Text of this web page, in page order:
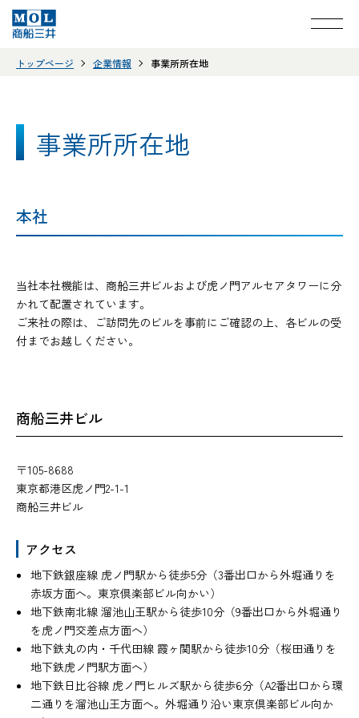
トップページ 企業情報 事業所所在地
事業所所在地
本社
当社本社機能は、商船三井ビルおよび虎ノ門アルセアタワーに分
かれて配置されています。
ご来社の際は、ご訪問先のビルを事前にご確認の上、各ビルの受
付までお越しください。
商船三井ビル
〒105-8688
東京都港区虎ノ門2-1-1
商船三井ビル
アクセス
地下鉄銀座線 虎ノ門駅から徒歩5分（3番出口から外堀通りを
赤坂方面へ。東京倶楽部ビル向かい）
地下鉄南北線 溜池山王駅から徒歩10分（9番出口から外堀通り
を虎ノ門交差点方面へ）
地下鉄丸の内・千代田線 霞ヶ関駅から徒歩10分（桜田通りを
地下鉄虎ノ門駅方面へ）
地下鉄日比谷線 虎ノ門ヒルズ駅から徒歩6分（A2番出口から環
二通りを溜池山王方面へ。外堀通り沿い東京倶楽部ビル向か